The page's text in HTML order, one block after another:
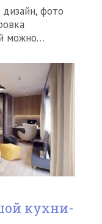
фото
можно…
кухни-